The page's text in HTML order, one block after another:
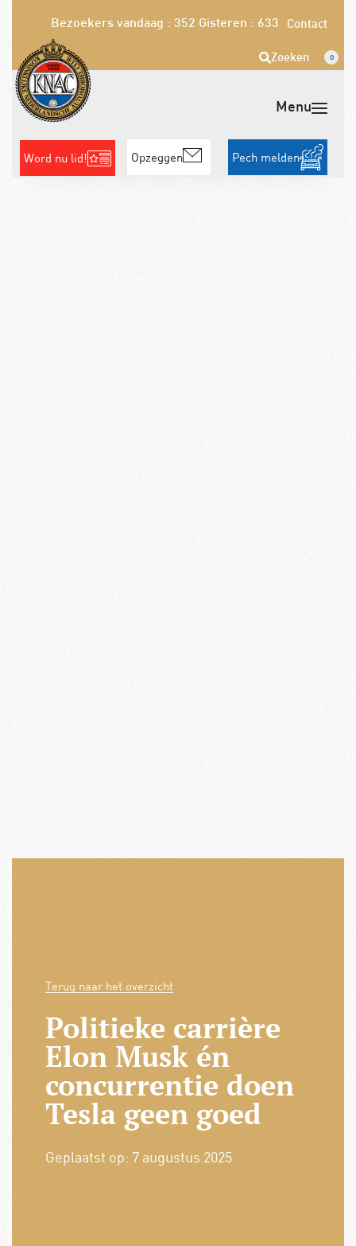
Bezoekers vandaag : 352 Gisteren : 633 Contact
Zoeken 0
Word nu lid! Opzeggen Pech melden
Terug naar het overzicht
Politieke carrière
Elon Musk én
concurrentie doen
Tesla geen goed
Geplaatst op: 7 augustus 2025